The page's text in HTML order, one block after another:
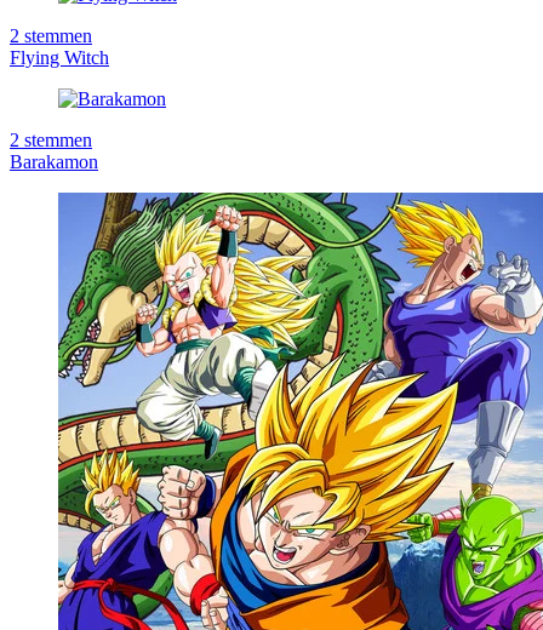
2 stemmen
Flying Witch
2 stemmen
Barakamon